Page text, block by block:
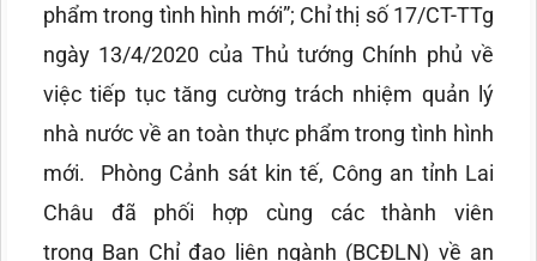
phẩm trong tình hình mới”; Chỉ thị số 17/CT-TTg
ngày 13/4/2020 của Thủ tướng Chính phủ về
việc tiếp tục tăng cường trách nhiệm quản lý
nhà nước về an toàn thực phẩm trong tình hình
mới.
Phòng Cảnh sát kin tế, Công an tỉnh Lai
Châu đã phối hợp cùng các thành viên
trong Ban Chỉ đạo liên ngành (BCĐLN) về an